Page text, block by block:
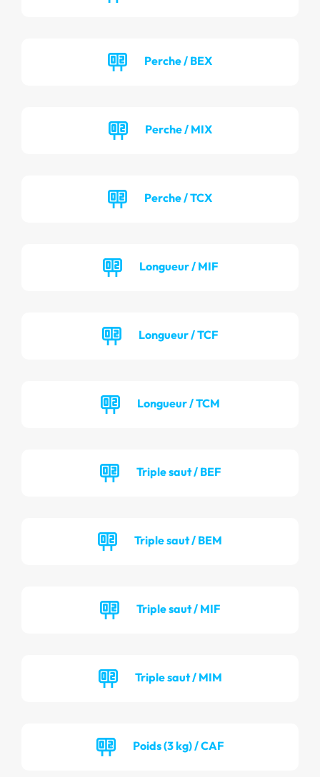
Perche / BEX
Perche / MIX
Perche / TCX
Longueur / MIF
Longueur / TCF
Longueur / TCM
Triple saut / BEF
Triple saut / BEM
Triple saut / MIF
Triple saut / MIM
Poids (3 kg) / CAF